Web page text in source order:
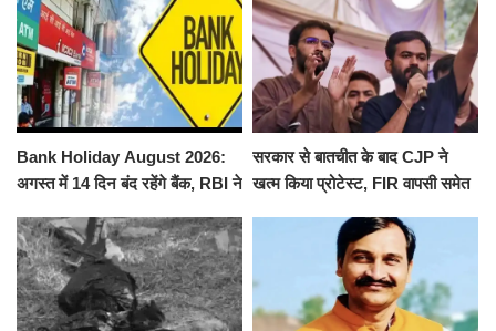
Bank Holiday August 2026:
अगस्त में 14 दिन बंद रहेंगे बैंक, RBI ने
सरकार से बातचीत के बाद CJP ने
खत्म किया प्रोटेस्ट, FIR वापसी समेत